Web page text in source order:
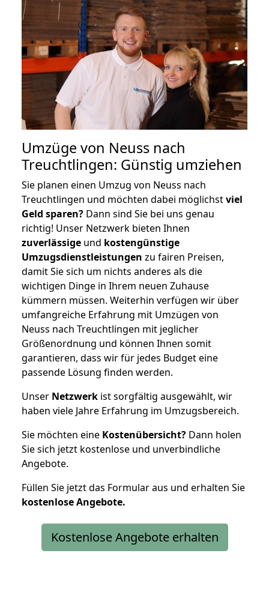
Umzüge von Neuss nach
Treuchtlingen: Günstig umziehen
Sie planen einen Umzug von Neuss nach
Treuchtlingen und möchten dabei möglichstviel
Geld sparen? Dann sind Sie bei uns genau
richtig! Unser Netzwerk bieten Ihnen
zuverlässige und kostengünstige
Umzugsdienstleistungen zu fairen Preisen,
damit Sie sich um nichts anderes als die
wichtigen Dinge in Ihrem neuen Zuhause
kümmern müssen. Weiterhin verfügen wir über
umfangreiche Erfahrung mit Umzügen von
Neuss nach Treuchtlingen mit jeglicher
Größenordnung und können Ihnen somit
garantieren, dass wir für jedes Budget eine
passende Lösung finden werden.
Unser Netzwerk ist sorgfältig ausgewählt, wir
haben viele Jahre Erfahrung im Umzugsbereich.
Sie möchten eine Kostenübersicht? Dann holen
Sie sich jetzt kostenlose und unverbindliche
Angebote.
Füllen Sie jetzt das Formular aus und erhalten Sie
kostenloseAngebote.
Kostenlose Angebote erhalten